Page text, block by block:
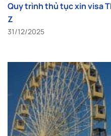
Quy trình thủ tục xin visa
Z
31/12/2025